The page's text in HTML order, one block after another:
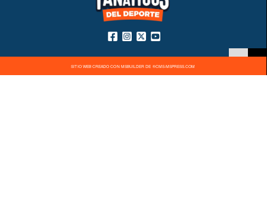
SITIO WEB CREADO CON MSBUILDER DE ®CMS-MSPRESS.COM